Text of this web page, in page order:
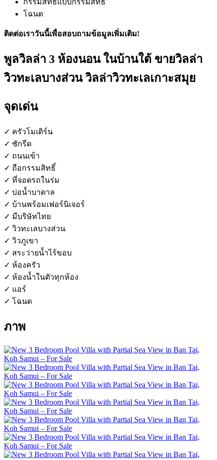
กรรมสิทธิ์แบบกรรมสิทธิ์
โฉนด
ติดต่อเราวันนี้เพื่อสอบถามข้อมูลเพิ่มเติม!
พูลวิลล่า 3 ห้องนอน ในบ้านใต้ ขายวิลล่า
วิวทะเลบางส่วน วิลล่าวิวทะเลเกาะสมุย
จุดเด่น
✓ ครัวโมเดิร์น
✓ ซักรีด
✓ ถนนเข้า
✓ ถือกรรมสิทธิ์
✓ ที่จอดรถในร่ม
✓ บ่อน้ำบาดาล
✓ บ้านพร้อมเฟอร์นิเจอร์
✓ มีบริษัทไทย
✓ วิวทะเลบางส่วน
✓ วิวภูเขา
✓ สระว่ายน้ำไร้ขอบ
✓ ห้องครัว
✓ ห้องน้ำในตัวทุกห้อง
✓ แอร์
✓ โฉนด
ภาพ